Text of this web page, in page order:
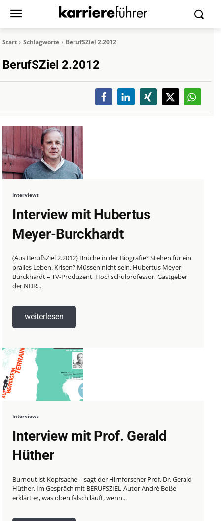
Start Schlagworte BerufSZiel 2.2012
BerufSZiel 2.2012
Interviews
Interview mit Hubertus
Meyer-Burckhardt
(Aus BerufSZiel 2.2012) Brüche in der Biografie? Stehen für ein
pralles Leben. Krisen? Müssen nicht sein. Hubertus Meyer-
Burckhardt – TV-Produzent, Hochschulprofessor, Gastgeber
der NDR...
weiterlesen
Interviews
Interview mit Prof. Gerald
Hüther
Burnout ist Kopfsache – sagt der Hirnforscher Prof. Dr. Gerald
Hüther. Im Gespräch mit BERUFSZIEL-Autor André Boße
erklärt er, was oben falsch läuft, wenn...